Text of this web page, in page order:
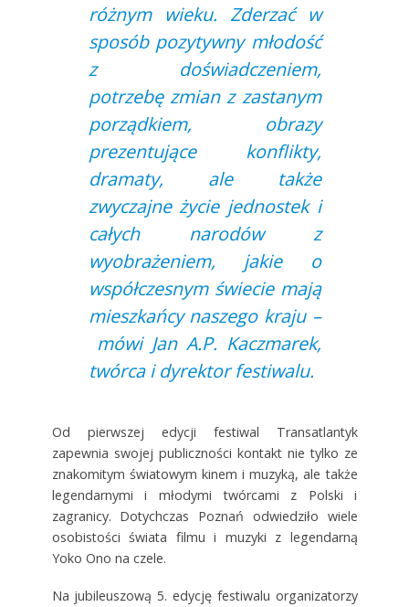
różnym wieku. Zderzać w
sposób pozytywny młodość
z doświadczeniem,
potrzebę zmian z zastanym
porządkiem, obrazy
prezentujące konflikty,
dramaty, ale także
zwyczajne życie jednostek i
całych narodów z
wyobrażeniem, jakie o
współczesnym świecie mają
mieszkańcy naszego kraju –
mówi Jan A.P. Kaczmarek,
twórca i dyrektor festiwalu.
Od pierwszej edycji festiwal Transatlantyk
zapewnia swojej publiczności kontakt nie tylko ze
znakomitym światowym kinem i muzyką, ale także
legendarnymi i młodymi twórcami z Polski i
zagranicy. Dotychczas Poznań odwiedziło wiele
osobistości świata filmu i muzyki z legendarną
Yoko Ono na czele.
Na jubileuszową 5. edycję festiwalu organizatorzy